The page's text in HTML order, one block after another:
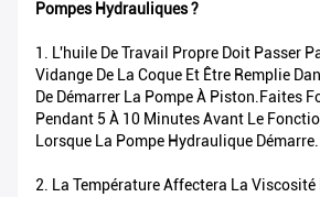
Pompes Hydrauliques ?
1. L'huile De Travail Propre Doit Passer
Vidange De La Coque Et Être Remplie
De Démarrer La Pompe À Piston.Faites
Pendant 5 À 10 Minutes Avant Le
Lorsque La Pompe Hydraulique Démarre.
2. La Température Affectera La Viscosité